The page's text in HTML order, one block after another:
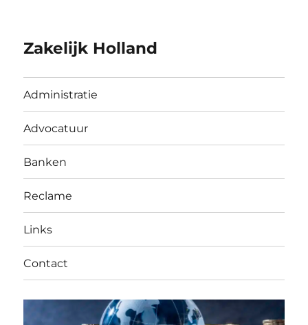
Zakelijk Holland
Administratie
Advocatuur
Banken
Reclame
Links
Contact